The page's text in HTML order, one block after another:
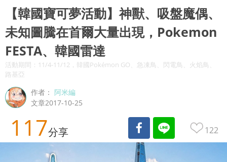
【韓國寶可夢活動】神獸、吸盤魔偶、
未知圖騰在首爾大量出現，Pokemon
FESTA、韓國雷達
活動期間：11/4-11/12，韓國Pokémon GO、急凍鳥、閃電鳥、火焰鳥、
路基亞
作者： 阿米編
文章2017-10-25
117分享 122